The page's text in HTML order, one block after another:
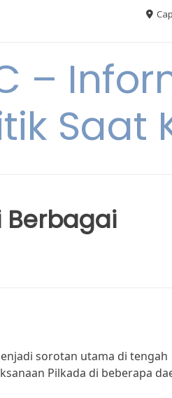
–
Saat
Berbagai
sorotan utama di tengah
Pilkada di beberapa